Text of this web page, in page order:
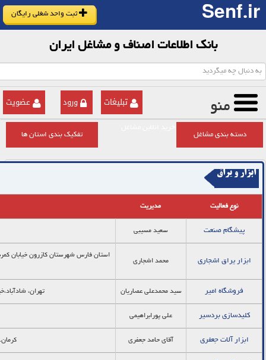
Senf.ir ثبت واحد شغلی رایگان
بانک اطلاعات اصناف و مشاغل ایران
منو عضویت ورود تبلیغات
دسته بندی مشاغل
تفکیک بندی استان ها
ابزار و یراق
نوع فعالیت مدیریت
پیشگام صنعت سعید مسیبی
ابزار یراق اشجاری محمد اشجاری
فروشگاه امیر سید محمدعلی عصاریان تهران،
کلیدسازی بردسیر علی پورابراهیمی
ابزار آلات جعفری آقای حامد جعفری